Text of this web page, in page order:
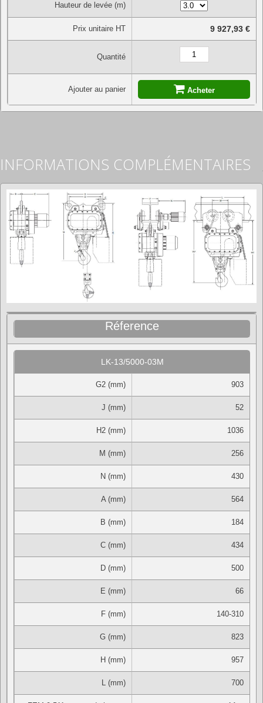
Hauteur de levée (m)
Prix unitaire HT 9 927,93 €
Quantité
Ajouter au panier Acheter
INFORMATIONS COMPLÉMENTAIRES
Réference
LK-13/5000-03M
G2 (mm) 903
J (mm) 52
H2 (mm) 1036
M (mm) 256
N (mm) 430
A (mm) 564
B (mm) 184
C (mm) 434
D (mm) 500
E (mm) 66
F (mm) 140-310
G (mm) 823
H (mm) 957
L (mm) 700